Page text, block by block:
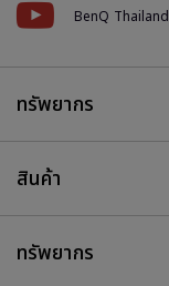
BenQ Thailand
ทรัพยากร
สินค้า
ทรัพยากร